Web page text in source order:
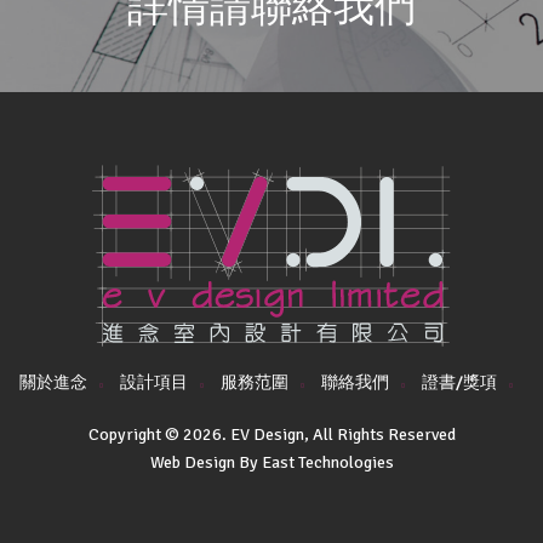
關於進念 設計項目 服務范圍 聯絡我們 證書/獎項
Copyright © 2026. EV Design, All Rights Reserved
Web Design By East Technologies